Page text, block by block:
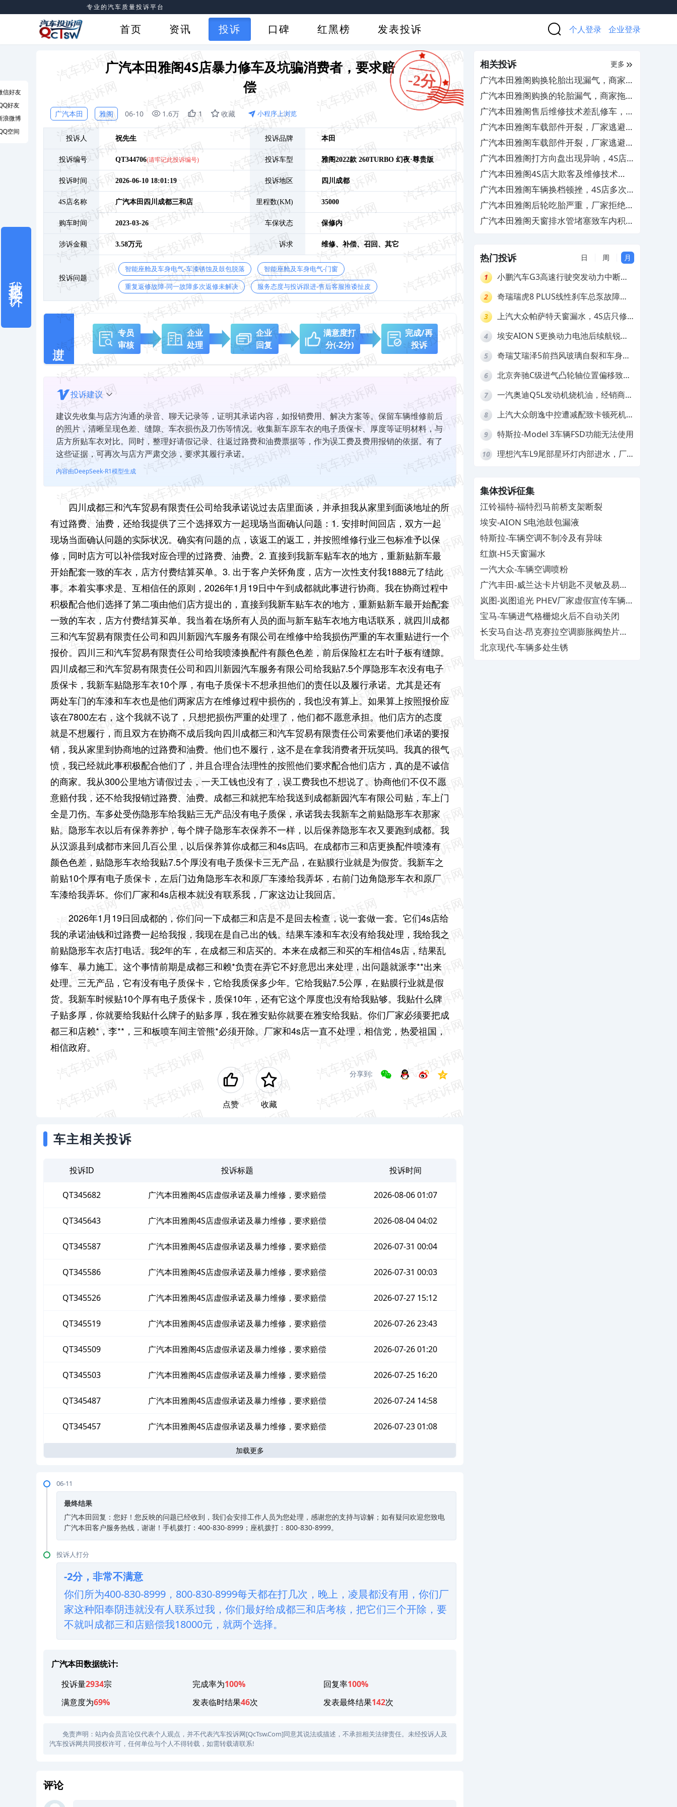
专业的汽车质量投诉平台
首页 资讯 投诉 口碑 红黑榜 发表投诉 个人登录 企业登录
-2分
广汽本田雅阁4S店暴力修车及坑骗消费者，要求赔
偿
广汽本田 雅阁 06-10 1.6万 1 收藏 小程序上浏览
投诉人 祝先生 投诉品牌 本田
投诉编号 QT344706(请牢记此投诉编号) 投诉车型 雅阁2022款 260TURBO 幻夜·尊贵版
投诉时间 2026-06-10 18:01:19 投诉地区 四川 成都
4S店名称 广汽本田四川成都三和店 里程数(KM) 35000
购车时间 2023-03-26 车保状态 保修内
涉诉金额 3.58万元 诉求 维修、补偿、 召回、 其它
投诉问题
智能座舱及车身电气-车漆锈蚀及鼓包脱落 智能座舱及车身电气-门窗
重复返修故障-同一故障多次返修未解决 服务态度与投诉跟进-售后客服推诿扯皮
专员
审核
企业
处理
企业
回复
满意度打
分(-2分)
完成/再
投诉
投诉建议
建议先收集与店方沟通的录音、聊天记录等，证明其承诺内容，如报销费用、解决方案等。保留车辆维修前后
的照片，清晰呈现色差、缝隙、车衣损伤及刀伤等情况。收集新车原车衣的电子质保卡、厚度等证明材料，与
店方所贴车衣对比。同时，整理好请假记录、往返过路费和油费票据等，作为误工费及费用报销的依据。有了
这些证据，可再次与店方严肃交涉，要求其履行承诺。
内容由DeepSeek-R1模型生成
四川成都三和汽车贸易有限责任公司给我承诺说过去店里面谈，并承担我从家里到面谈地址的所
有过路费、油费，还给我提供了三个选择双方一起现场当面确认问题：1. 安排时间回店，双方一起
现场当面确认问题的实际状况。确实有问题的点，该返工的返工，并按照维修行业三包标准予以保
修，同时店方可以补偿我对应合理的过路费、油费。2. 直接到我新车贴车衣的地方，重新贴新车最
开始配套一致的车衣，店方付费结算买单。3. 出于客户关怀角度，店方一次性支付我1888元了结此
事。本着实事求是、互相信任的原则，2026年1月19日中午到成都就此事进行协商。我在协商过程中
积极配合他们选择了第二项由他们店方提出的，直接到我新车贴车衣的地方，重新贴新车最开始配套
一致的车衣，店方付费结算买单。我当着在场所有人员的面与新车贴车衣地方电话联系，就四川成都
三和汽车贸易有限责任公司和四川新园汽车服务有限公司在维修中给我损伤严重的车衣重贴进行一个
报价。四川三和汽车贸易有限责任公司给我喷漆换配件有颜色色差，前后保险杠左右叶子板有缝隙。
四川成都三和汽车贸易有限责任公司和四川新园汽车服务有限公司给我贴7.5个厚隐形车衣没有电子
质保卡，我新车贴隐形车衣10个厚，有电子质保卡不想承担他们的责任以及履行承诺。尤其是还有
两处车门的车漆和车衣也是他们两家店方在维修过程中损伤的，我也没有算上。如果算上按照报价应
该在7800左右，这个我就不说了，只想把损伤严重的处理了，他们都不愿意承担。他们店方的态度
就是不想履行，而且双方在协商不成后我向四川成都三和汽车贸易有限责任公司索要他们承诺的要报
销，我从家里到协商地的过路费和油费。他们也不履行，这不是在拿我消费者开玩笑吗。我真的很气
愤，我已经就此事积极配合他们了，并且合理合法理性的按照他们要求配合他们店方，真的是不诚信
的商家。我从300公里地方请假过去，一天工钱也没有了，误工费我也不想说了。协商他们不仅不愿
意赔付我，还不给我报销过路费、油费。成都三和就把车给我送到成都新园汽车有限公司贴，车上门
全是刀伤。车多处受伤隐形车给我贴三无产品没有电子质保，承诺我去我新车之前贴隐形车衣那家
贴。隐形车衣以后有保养养护，每个牌子隐形车衣保养不一样，以后保养隐形车衣又要跑到成都。我
从汉源县到成都市来回几百公里，以后保养算你成都三和4s店吗。在成都市三和店更换配件喷漆有
颜色色差，贴隐形车衣给我贴7.5个厚没有电子质保卡三无产品，在贴膜行业就是为假货。我新车之
前贴10个厚有电子质保卡，左后门边角隐形车衣和原厂车漆给我弄坏，右前门边角隐形车衣和原厂
车漆给我弄坏。你们厂家和4s店根本就没有联系我，厂家这边让我回店。
2026年1月19日回成都的，你们问一下成都三和店是不是回去检查，说一套做一套。它们4s店给
我的承诺油钱和过路费一起给我报，我现在是自己出的钱。结果车漆和车衣没有给我处理，我给我之
前贴隐形车衣店打电话。我2年的车，在成都三和店买的。本来在成都三和买的车相信4s店，结果乱
修车、暴力施工。这个事情前期是成都三和赖*负责在弄它不好意思出来处理，出问题就派李**出来
处理。三无产品，它有没有电子质保卡，它给我质保多少年。它给我贴7.5公厚，在贴膜行业就是假
货。我新车时候贴10个厚有电子质保卡，质保10年，还有它这个厚度也没有给我贴够。我贴什么牌
子贴多厚，你就要给我贴什么牌子的贴多厚，我在雅安贴你就要在雅安给我贴。你们厂家必须要把成
都三和店赖*，李**，三和板喷车间主管熊*必须开除。厂家和4s店一直不处理， 相信党，热爱祖国，
相信政府。
点赞 收藏
分享到:
车主相关投诉
投诉ID 投诉标题 投诉时间
QT345682 广汽本田雅阁4S店虚假承诺及暴力维修，要求赔偿 2026-08-06 01:07
QT345643 广汽本田雅阁4S店虚假承诺及暴力维修，要求赔偿 2026-08-04 04:02
QT345587 广汽本田雅阁4S店虚假承诺及暴力维修，要求赔偿 2026-07-31 00:04
QT345586 广汽本田雅阁4S店虚假承诺及暴力维修，要求赔偿 2026-07-31 00:03
QT345526 广汽本田雅阁4S店虚假承诺及暴力维修，要求赔偿 2026-07-27 15:12
QT345519 广汽本田雅阁4S店虚假承诺及暴力维修，要求赔偿 2026-07-26 23:43
QT345509 广汽本田雅阁4S店虚假承诺及暴力维修，要求赔偿 2026-07-26 01:20
QT345503 广汽本田雅阁4S店虚假承诺及暴力维修，要求赔偿 2026-07-25 16:20
QT345487 广汽本田雅阁4S店虚假承诺及暴力维修，要求赔偿 2026-07-24 14:58
QT345457 广汽本田雅阁4S店虚假承诺及暴力维修，要求赔偿 2026-07-23 01:08
加载更多
06-11
最终结果
广汽本田回复：您好！您反映的问题已经收到，我们会安排工作人员为您处理，感谢您的支持与谅解；如有疑问欢迎您致电
广汽本田客户服务热线，谢谢！手机拨打：400-830-8999；座机拨打：800-830-8999。
投诉人打分
-2分，非常不满意
你们所为400-830-8999，800-830-8999每天都在打几次，晚上，凌晨都没有用，你们厂
家这种阳奉阴违就没有人联系过我，你们最好给成都三和店考核，把它们三个开除，要
不就叫成都三和店赔偿我18000元，就两个选择。
广汽本田数据统计:
投诉量2934宗 完成率为100% 回复率100%
满意度为69% 发表临时结果46次 发表最终结果142次
免责声明：站内会员言论仅代表个人观点，并不代表汽车投诉网[QcTsw.Com]同意其说法或描述，不承担相关法律责任。未经投诉人及
汽车投诉网共同授权许可，任何单位与个人不得转载，如需转载请联系!
评论
相关投诉 更多
广汽本田雅阁购换轮胎出现漏气，商家推
诿检测责任且拒绝退换货
广汽本田雅阁购换的轮胎漏气，商家拖延
检测拒担责
广汽本田雅阁售后维修技术差乱修车，厂
家需严惩处罚相关人员
广汽本田雅阁车载部件开裂，厂家逃避责
任拒绝保修
广汽本田雅阁车载部件开裂，厂家逃避责
任拒绝保修
广汽本田雅阁打方向盘出现异响，4S店
屡次维修未彻底解决
广汽本田雅阁4S店大欺客及维修技术
差，要求修复车辆并赔偿损失
广汽本田雅阁车辆换档顿挫，4S店多次
维修未解决
广汽本田雅阁后轮吃胎严重，厂家拒绝索
赔更换
广汽本田雅阁天窗排水管堵塞致车内积水
热门投诉 日 周 月
1
小鹏汽车G3高速行驶突发动力中断，
2
奇瑞瑞虎8 PLUS线性刹车总泵故障，
3
上汽大众帕萨特天窗漏水，4S店只修
4
埃安AION S更换动力电池后续航锐
5
奇瑞艾瑞泽5前挡风玻璃自裂和车身多
6
北京奔驰C级进气凸轮轴位置偏移致发
7
一汽奥迪Q5L发动机烧机油，经销商推
8
上汽大众朗逸中控遭减配致卡顿死机，
9 特斯拉-Model 3车辆FSD功能无法使用
10
理想汽车L9尾部星环灯内部进水，厂
集体投诉征集
江铃福特-福特烈马前桥支架断裂
埃安-AION S电池鼓包漏液
特斯拉-车辆空调不制冷及有异味
红旗-H5天窗漏水
一汽大众-车辆空调喷粉
广汽丰田-威兰达卡片钥匙不灵敏及易消
磁
岚图-岚图追光 PHEV厂家虚假宣传车辆配
置与功能
宝马-车辆进气格栅熄火后不自动关闭
长安马自达-昂克赛拉空调膨胀阀垫片生
锈
北京现代-车辆多处生锈
信好友
好友
浪微博
空间